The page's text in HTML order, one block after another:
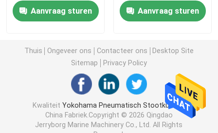
schuim gevuld stootkussen
Schip lanceringsluchtkussen
Zware Opheffende Luchtkussens
Marine Navigation Buoy
rubbervliegtuigen
Yokohama type
Pneumatische
Aanvraag sturen
bandenketennet
Aanvraag sturen
Thuis Ongeveer ons Contacteer ons
Desktop Site
Sitemap
Privacy Policy
KwaliteitYokohama Pneumatisch Stootkussen
China Fabriek.Copyright © 2026 Qingdao
Jerryborg Marine Machinery Co., Ltd. All Rights